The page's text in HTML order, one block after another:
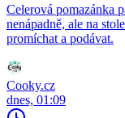
Celerová pomazánka
nenápadně, ale na
promíchat a podávat.
Cooky.cz
dnes, 01:09